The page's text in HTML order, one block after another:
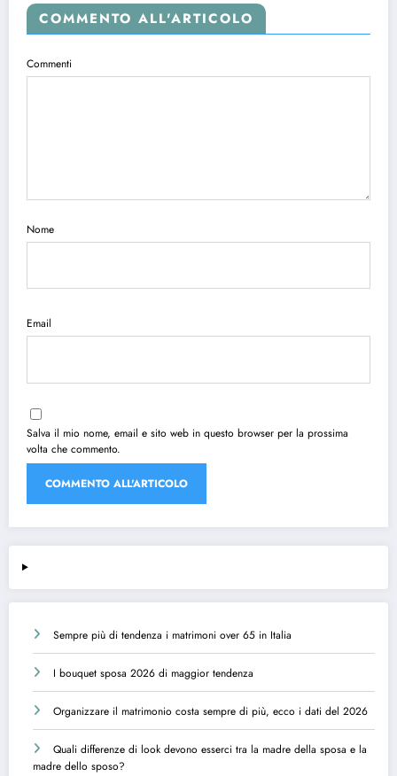
COMMENTO ALL'ARTICOLO
Commenti
Nome
Email
Salva il mio nome, email e sito web in questo browser per la prossima
volta che commento.
Sempre più di tendenza i matrimoni over 65 in Italia
I bouquet sposa 2026 di maggior tendenza
Organizzare il matrimonio costa sempre di più, ecco i dati del 2026
Quali differenze di look devono esserci tra la madre della sposa e la
madre dello sposo?